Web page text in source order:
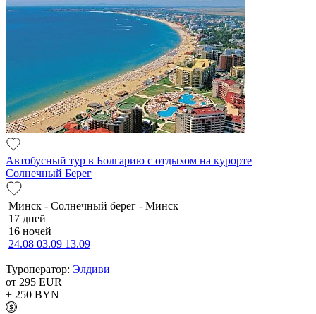
Автобусный тур в Болгарию с отдыхом на курорте
Солнечный Берег
Минск - Солнечный берег - Минск
17 дней
16 ночей
24.08 03.09 13.09
Туроператор: Элдиви
от 295 EUR
+ 250 BYN